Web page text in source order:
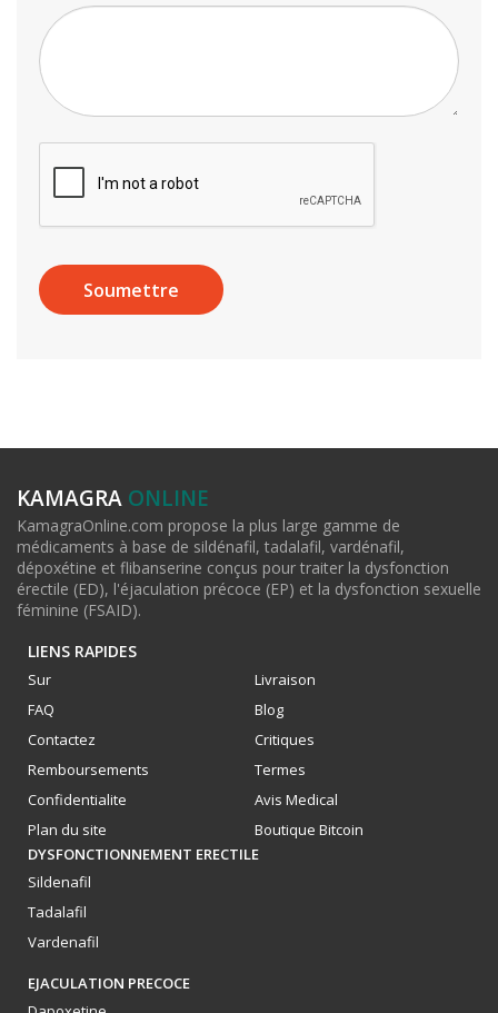
KAMAGRA ONLINE
KamagraOnline.com propose la plus large gamme de
médicaments à base de sildénafil, tadalafil, vardénafil,
dépoxétine et flibanserine conçus pour traiter la dysfonction
érectile (ED), l'éjaculation précoce (EP) et la dysfonction sexuelle
féminine (FSAID).
LIENS RAPIDES
Sur
Livraison
FAQ
Blog
Contactez
Critiques
Remboursements
Termes
Confidentialite
Avis Medical
Plan du site
Boutique Bitcoin
DYSFONCTIONNEMENT ERECTILE
Sildenafil
Tadalafil
Vardenafil
EJACULATION PRECOCE